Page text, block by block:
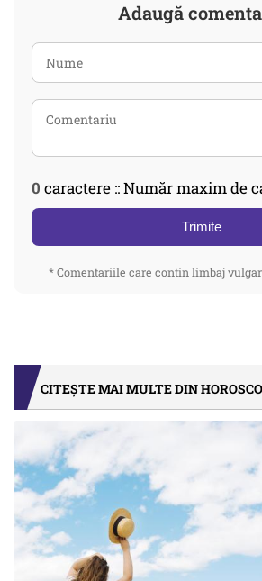
Adaugă
0 caractere :: Număr maxim de
Trimite
* Comentariile care contin limbaj
CITEȘTE MAI MULTE DIN